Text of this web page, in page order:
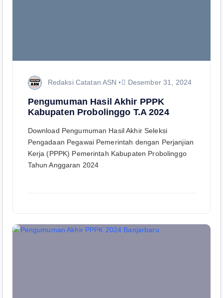
Redaksi Catatan ASN Desember 31, 2024
Pengumuman Hasil Akhir PPPK
Kabupaten Probolinggo T.A 2024
Download Pengumuman Hasil Akhir Seleksi
Pengadaan Pegawai Pemerintah dengan Perjanjian
Kerja (PPPK) Pemerintah Kabupaten Probolinggo
Tahun Anggaran 2024